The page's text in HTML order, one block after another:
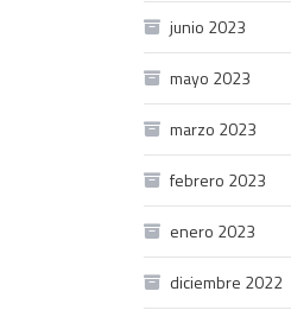
junio 2023
mayo 2023
marzo 2023
febrero 2023
enero 2023
diciembre 2022